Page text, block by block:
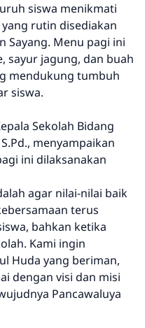
siswa menikmati
rutin disediakan
Sayang. Menu pagi ini
sayur jagung, dan buah
mendukung tumbuh
siswa.
Sekolah Bidang
menyampaikan
ini dilaksanakan
agar nilai-nilai baik
terus
bahkan ketika
Kami ingin
Huda yang beriman,
dengan visi dan misi
Pancawaluya